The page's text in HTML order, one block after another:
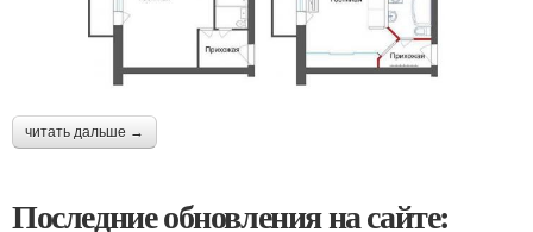
читать дальше →
Последние обновления на сайте: